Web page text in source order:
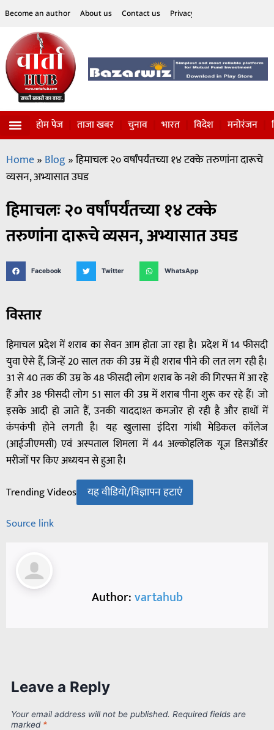
Become an author About us Contact us Privacy Policy
होम पेज ताजा खबर चुनाव भारत विदेश मनोरंजन
Home» Blog»हिमाचलः २० वर्षांपर्यंतच्या १४ टक्के तरुणांना दारूचे
व्यसन, अभ्यासात उघड
हिमाचलः २० वर्षांपर्यंतच्या १४ टक्के
तरुणांना दारूचे व्यसन, अभ्यासात उघड
Facebook Twitter WhatsApp
विस्तार
हिमाचल प्रदेश में शराब का सेवन आम होता जा रहा है। प्रदेश में 14 फीसदी
युवा ऐसे हैं, जिन्हें 20 साल तक की उम्र में ही शराब पीने की लत लग रही है।
31 से 40 तक की उम्र के 48 फीसदी लोग शराब के नशे की गिरफ्त में आ रहे
हैं और 38 फीसदी लोग 51 साल की उम्र में शराब पीना शुरू कर रहे हैं। जो
इसके आदी हो जाते हैं, उनकी याददाश्त कमजोर हो रही है और हाथों में
कंपकंपी होने लगती है। यह खुलासा इंदिरा गांधी मेडिकल कॉलेज
(आईजीएमसी) एवं अस्पताल शिमला में 44 अल्कोहलिक यूज डिसऑर्डर
मरीजों पर किए अध्ययन से हुआ है।
Trending Videos
यह वीडियो/विज्ञापन हटाएं
Source link
Author:vartahub
Leave a Reply
Your email address will not be published. Required fields are
marked *